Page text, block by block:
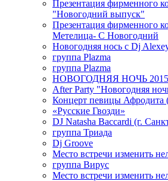
Презентация фирменного
"Новогодний выпуск"
Презентация фирменного
Метелица- С Новогодний
Новогодняя нось с Dj
группа Plazma
группа Plazma
НОВОГОДНЯЯ НОЧЬ
After Party "Новогодняя
Концерт певицы Афродита
«Русские Гвозди»
DJ Natasha Baccardi (г.
группа Триада
Dj Groove
Место встречи изменить
группа Вирус
Место встречи изменить